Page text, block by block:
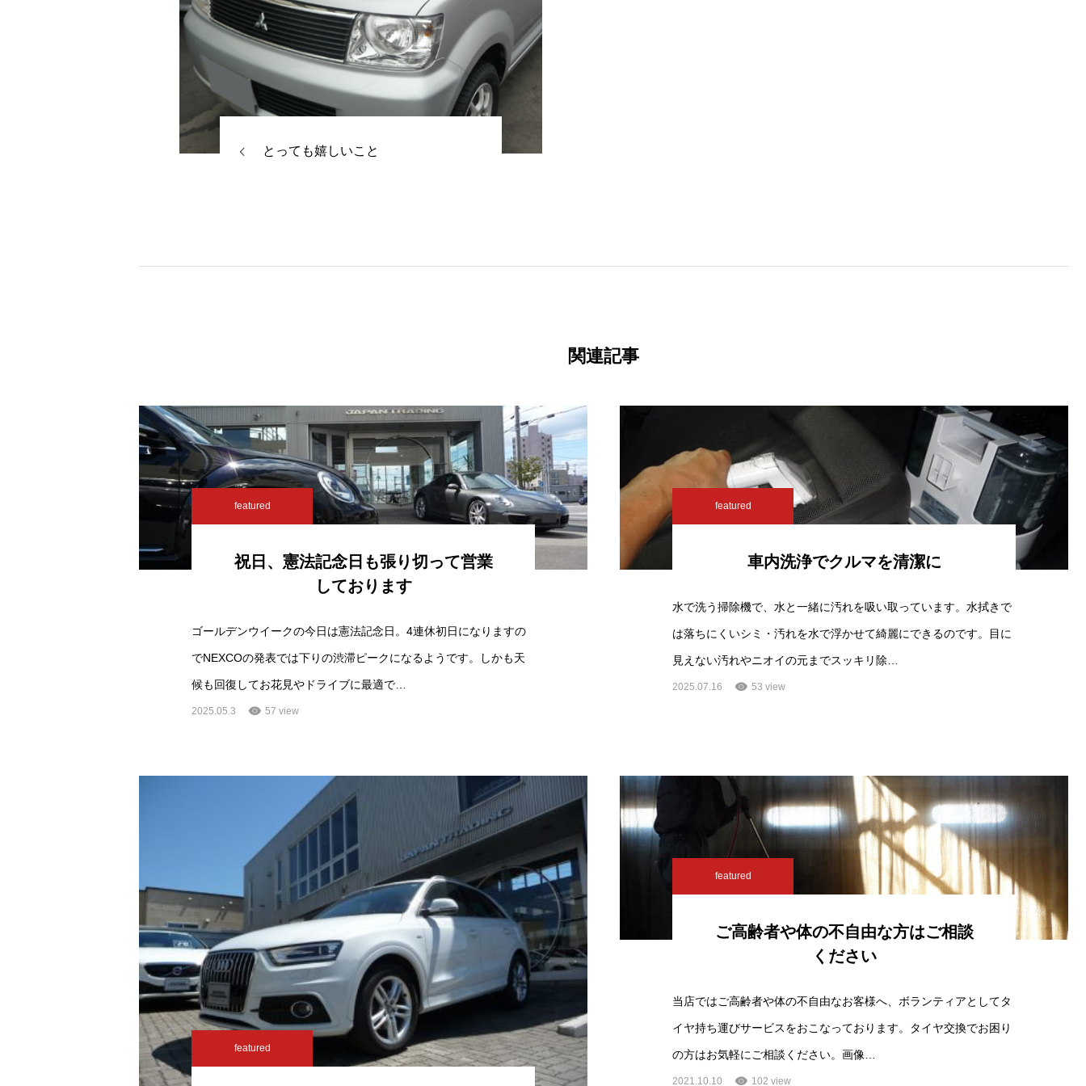
とっても嬉しいこと
関連記事
featured
祝日、憲法記念日も張り切って営業
しております
ゴールデンウイークの今日は憲法記念日。4連休初日になりますの
でNEXCOの発表では下りの渋滞ピークになるようです。しかも天
候も回復してお花見やドライブに最適で…
2025.05.3 57 view
featured
車内洗浄でクルマを清潔に
水で洗う掃除機で、水と一緒に汚れを吸い取っています。水拭きで
は落ちにくいシミ・汚れを水で浮かせて綺麗にできるのです。目に
見えない汚れやニオイの元までスッキリ除…
2025.07.16 53 view
featured
featured
ご高齢者や体の不自由な方はご相談
ください
当店ではご高齢者や体の不自由なお客様へ、ボランティアとしてタ
イヤ持ち運びサービスをおこなっております。タイヤ交換でお困り
の方はお気軽にご相談ください。画像…
2021.10.10 102 view